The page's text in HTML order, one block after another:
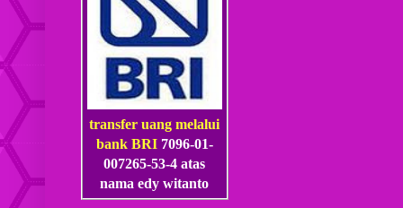
transfer uang melalui
bank BRI 7096-01-
007265-53-4 atas
nama edy witanto